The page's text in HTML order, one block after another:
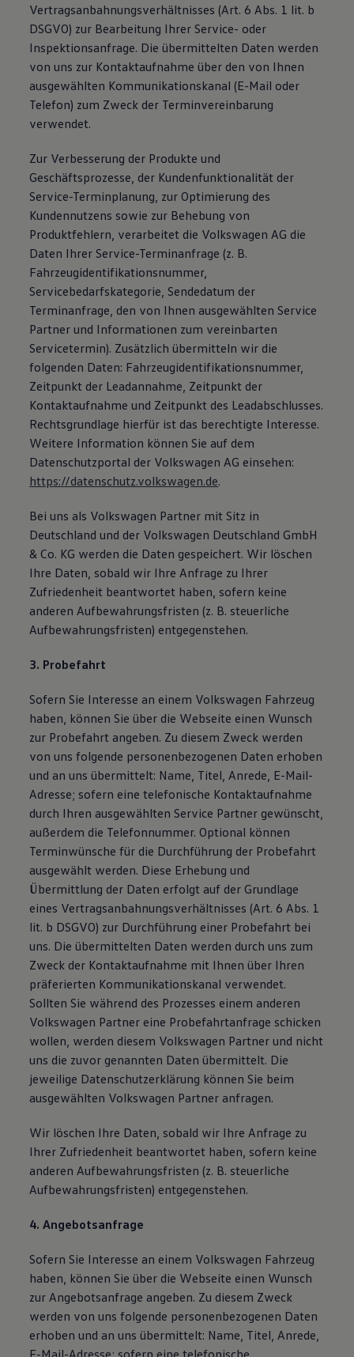
Vertragsanbahnungsverhältnisses (Art. 6 Abs. 1 lit. b
DSGVO) zur Bearbeitung Ihrer Service- oder
Inspektionsanfrage. Die übermittelten Daten werden
von uns zur Kontaktaufnahme über den von Ihnen
ausgewählten Kommunikationskanal (E-Mail oder
Telefon) zum Zweck der Terminvereinbarung
verwendet.
Zur Verbesserung der Produkte und
Geschäftsprozesse, der Kundenfunktionalität der
Service-Terminplanung, zur Optimierung des
Kundennutzens sowie zur Behebung von
Produktfehlern, verarbeitet die Volkswagen AG die
Daten Ihrer Service-Terminanfrage (z. B.
Fahrzeugidentifikationsnummer,
Servicebedarfskategorie, Sendedatum der
Terminanfrage, den von Ihnen ausgewählten Service
Partner und Informationen zum vereinbarten
Servicetermin). Zusätzlich übermitteln wir die
folgenden Daten: Fahrzeugidentifikationsnummer,
Zeitpunkt der Leadannahme, Zeitpunkt der
Kontaktaufnahme und Zeitpunkt des Leadabschlusses.
Rechtsgrundlage hierfür ist das berechtigte Interesse.
Weitere Information können Sie auf dem
Datenschutzportal der Volkswagen AG einsehen:
https://datenschutz.volkswagen.de.
Bei uns als Volkswagen Partner mit Sitz in
Deutschland und der Volkswagen Deutschland GmbH
& Co. KG werden die Daten gespeichert. Wir löschen
Ihre Daten, sobald wir Ihre Anfrage zu Ihrer
Zufriedenheit beantwortet haben, sofern keine
anderen Aufbewahrungsfristen (z. B. steuerliche
Aufbewahrungsfristen) entgegenstehen.
3. Probefahrt
Sofern Sie Interesse an einem Volkswagen Fahrzeug
haben, können Sie über die Webseite einen Wunsch
zur Probefahrt angeben. Zu diesem Zweck werden
von uns folgende personenbezogenen Daten erhoben
und an uns übermittelt: Name, Titel, Anrede, E-Mail-
Adresse; sofern eine telefonische Kontaktaufnahme
durch Ihren ausgewählten Service Partner gewünscht,
außerdem die Telefonnummer. Optional können
Terminwünsche für die Durchführung der Probefahrt
ausgewählt werden. Diese Erhebung und
Übermittlung der Daten erfolgt auf der Grundlage
eines Vertragsanbahnungsverhältnisses (Art. 6 Abs. 1
lit. b DSGVO) zur Durchführung einer Probefahrt bei
uns. Die übermittelten Daten werden durch uns zum
Zweck der Kontaktaufnahme mit Ihnen über Ihren
präferierten Kommunikationskanal verwendet.
Sollten Sie während des Prozesses einem anderen
Volkswagen Partner eine Probefahrtanfrage schicken
wollen, werden diesem Volkswagen Partner und nicht
uns die zuvor genannten Daten übermittelt. Die
jeweilige Datenschutzerklärung können Sie beim
ausgewählten Volkswagen Partner anfragen.
Wir löschen Ihre Daten, sobald wir Ihre Anfrage zu
Ihrer Zufriedenheit beantwortet haben, sofern keine
anderen Aufbewahrungsfristen (z. B. steuerliche
Aufbewahrungsfristen) entgegenstehen.
4. Angebotsanfrage
Sofern Sie Interesse an einem Volkswagen Fahrzeug
haben, können Sie über die Webseite einen Wunsch
zur Angebotsanfrage angeben. Zu diesem Zweck
werden von uns folgende personenbezogenen Daten
erhoben und an uns übermittelt: Name, Titel, Anrede,
E-Mail-Adresse; sofern eine telefonische